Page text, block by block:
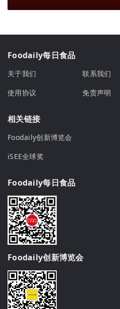
Foodaily每日食品
关于我们 联系我们
使用协议
免责声明
相关链接
Foodaily创新博览会
iSEE全球奖
Foodaily每日食品
Foodaily创新博览会